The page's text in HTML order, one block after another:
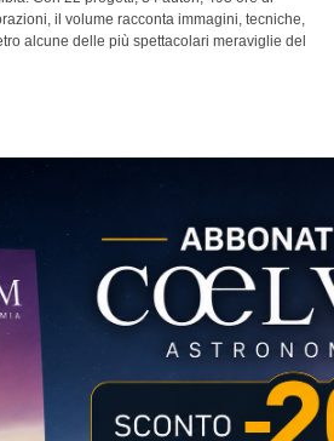
il volume racconta immagini, tecniche,
alcune delle più spettacolari meraviglie del